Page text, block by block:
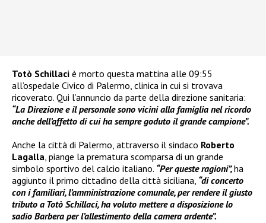
Totò Schillaci è morto questa mattina alle 09:55
all’ospedale Civico di Palermo, clinica in cui si trovava
ricoverato. Qui l’annuncio da parte della direzione sanitaria:
“La Direzione e il personale sono vicini alla famiglia nel ricordo
anche dell’affetto di cui ha sempre goduto il grande campione”.
Anche la città di Palermo, attraverso il sindaco Roberto
Lagalla, piange la prematura scomparsa di un grande
simbolo sportivo del calcio italiano. “Per queste ragioni”,ha
aggiunto il primo cittadino della città siciliana, “di concerto
con i familiari, l’amministrazione comunale, per rendere il giusto
tributo a Totò Schillaci, ha voluto mettere a disposizione lo
sadio Barbera per l’allestimento della camera ardente”.